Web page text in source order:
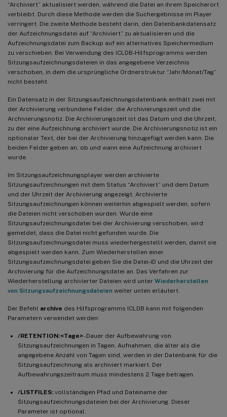
“Archiviert” aktualisiert werden, während die Datei an ihrem Speicherort
verbleibt. Durch diese Methode werden die Suchergebnisse im Player
verringert. Die zweite Methode besteht darin, den Datenbankdatensatz
der Aufzeichnungsdatei auf “Archiviert” zu aktualisieren und die
Aufzeichnungsdatei zum Backup auf ein alternatives Speichermedium
zu verschieben. Bei Verwendung des ICLDB-Hilfsprogramms werden
Sitzungsaufzeichnungsdateien in das angegebene Verzeichnis
verschoben, in dem die ursprüngliche Ordnerstruktur “Jahr/Monat/Tag”
nicht besteht.
Ein Datensatz in der Sitzungsaufzeichnungsdatenbank enthält zwei mit
der Archivierung verbundene Felder: die Archivierungszeit und die
Archivierungsnotiz. Die Archivierungszeit ist das Datum und die Uhrzeit,
zu der eine Aufzeichnung archiviert wurde. Die Archivierungsnotiz ist ein
optionaler Text, der bei der Archivierung hinzugefügt werden kann. Die
beiden Felder geben an, ob und wann eine Aufzeichnung archiviert
wurde.
Im Sitzungsaufzeichnungsplayer werden archivierte
Sitzungsaufzeichnungen mit dem Status “Archiviert” und dem Datum
und der Uhrzeit der Archivierung angezeigt. Archivierte
Sitzungsaufzeichnungen können weiterhin abgespielt werden, sofern
die Dateien nicht verschoben wurden. Wurde eine
Sitzungsaufzeichnungsdatei bei der Archivierung verschoben, wird
gemeldet, dass die Datei nicht gefunden wurde. Die
Sitzungsaufzeichnungsdatei muss wiederhergestellt werden, damit sie
abgespielt werden kann. Zum Wiederherstellen einer
Sitzungsaufzeichnungsdatei geben Sie die Datei-ID und die Uhrzeit der
Archivierung für die Aufzeichnungsdatei an. Das Verfahren zur
Wiederherstellung archivierter Dateien wird unter Wiederherstellen
von Sitzungsaufzeichnungsdateien weiter unten erläutert.
Der Befehl archive des Hilfsprogramms ICLDB kann mit folgenden
Parametern verwendet werden:
/RETENTION:<Tage>- Dauer der Aufbewahrung von
Sitzungsaufzeichnungen in Tagen. Aufnahmen, die älter als die
angegebene Anzahl von Tagen sind, werden in der Datenbank für die
Sitzungsaufzeichnung als archiviert markiert. Der
Aufbewahrungszeitraum muss mindestens 2 Tage betragen.
/LISTFILES: vollständigen Pfad und Dateiname der
Sitzungsaufzeichnungsdateien bei der Archivierung. Dieser
Parameter ist optional.